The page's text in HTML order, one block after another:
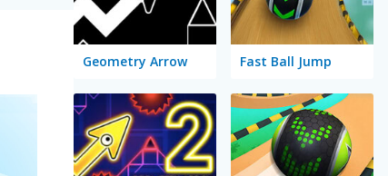
Geometry Arrow Fast Ball Jump